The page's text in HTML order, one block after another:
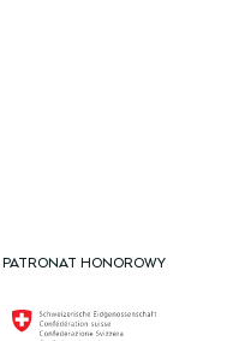
PATRONAT HONOROWY